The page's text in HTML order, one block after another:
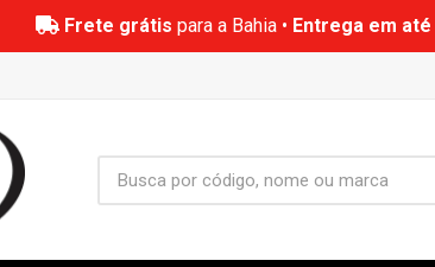
Frete grátis para a Bahia • Entrega em até